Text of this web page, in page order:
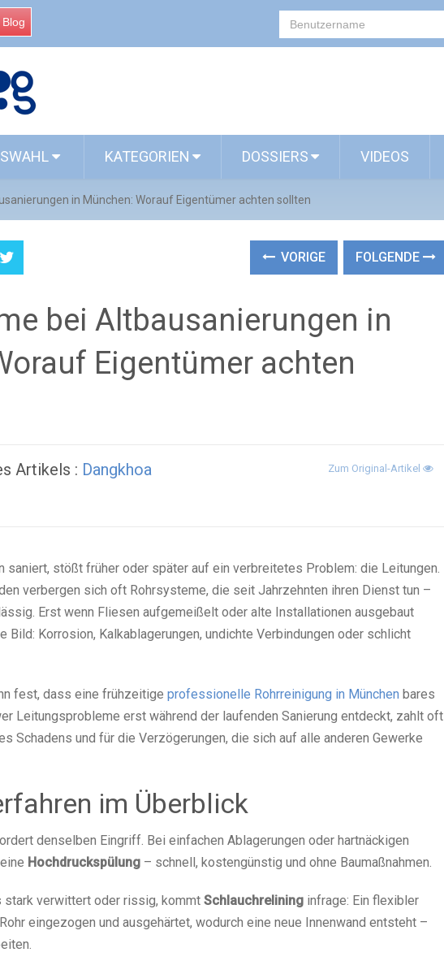
KATEGORIEN DOSSIERS VIDEOS
in München: Worauf Eigentümer achten sollten
VORIGE FOLGENDE
bei Altbausanierungen in
Eigentümer achten
Artikels : Dangkhoa Zum Original-Artikel
saniert, stößt früher oder später auf ein verbreitetes Problem: die Leitungen.
verbergen sich oft Rohrsysteme, die seit Jahrzehnten ihren Dienst tun –
Erst wenn Fliesen aufgemeißelt oder alte Installationen ausgebaut
Bild: Korrosion, Kalkablagerungen, undichte Verbindungen oder schlicht
fest, dass eine frühzeitige professionelle Rohrreinigung in München bares
Leitungsprobleme erst während der laufenden Sanierung entdeckt, zahlt oft
Schadens und für die Verzögerungen, die sich auf alle anderen Gewerke
im Überblick
denselben Eingriff. Bei einfachen Ablagerungen oder hartnäckigen
Hochdruckspülung – schnell, kostengünstig und ohne Baumaßnahmen.
stark verwittert oder rissig, kommt Schlauchrelining infrage: Ein flexibler
eingezogen und ausgehärtet, wodurch eine neue Innenwand entsteht –